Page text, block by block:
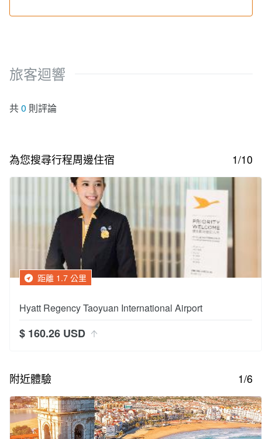
旅客迴響
共0 則評論
為您搜尋行程周邊住宿 1/10
距離 1.7 公里
Hyatt Regency Taoyuan International Airport
$ 160.26 USD
附近體驗 1/6